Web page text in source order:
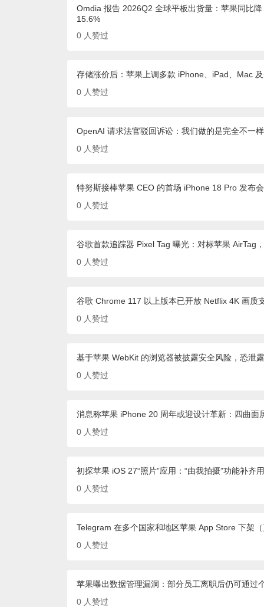
Omdia 报告 2026Q2 全球平板出货量：苹果同比
15.6%
0 人赞过
存储涨价后：苹果上调多款 iPhone、iPad、Mac
0 人赞过
OpenAI 请求法官驳回诉讼：我们做的是完全不一
0 人赞过
特努斯接棒苹果 CEO 的首场 iPhone 18 Pro 发布
0 人赞过
谷歌首款追踪器 Pixel Tag 曝光：对标苹果 AirTag
0 人赞过
谷歌 Chrome 117 以上版本已开放 Netflix 4K 画质
0 人赞过
基于苹果 WebKit 的浏览器被披露安全风险，恐泄
0 人赞过
消息称苹果 iPhone 20 周年或迎设计革新：四曲面
0 人赞过
初探苹果 iOS 27“照片”应用：“由我拍摄”功能补齐
0 人赞过
Telegram 在多个国家和地区苹果 App Store 下架
0 人赞过
苹果曝出数据管理漏洞：部分员工离职后仍可通过
0 人赞过